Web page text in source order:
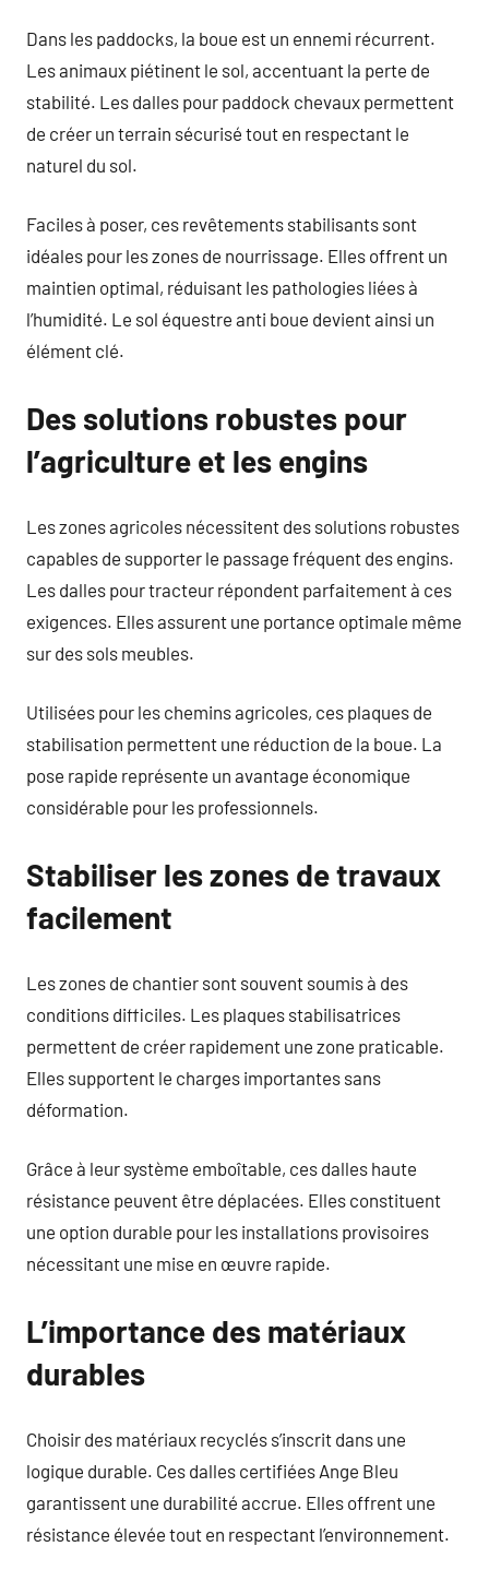
Dans les paddocks, la boue est un ennemi récurrent.
Les animaux piétinent le sol, accentuant la perte de
stabilité. Les dalles pour paddock chevaux permettent
de créer un terrain sécurisé tout en respectant le
naturel du sol.
Faciles à poser, ces revêtements stabilisants sont
idéales pour les zones de nourrissage. Elles offrent un
maintien optimal, réduisant les pathologies liées à
l’humidité. Le sol équestre anti boue devient ainsi un
élément clé.
Des solutions robustes pour
l’agriculture et les engins
Les zones agricoles nécessitent des solutions robustes
capables de supporter le passage fréquent des engins.
Les dalles pour tracteur répondent parfaitement à ces
exigences. Elles assurent une portance optimale même
sur des sols meubles.
Utilisées pour les chemins agricoles, ces plaques de
stabilisation permettent une réduction de la boue. La
pose rapide représente un avantage économique
considérable pour les professionnels.
Stabiliser les zones de travaux
facilement
Les zones de chantier sont souvent soumis à des
conditions difficiles. Les plaques stabilisatrices
permettent de créer rapidement une zone praticable.
Elles supportent le charges importantes sans
déformation.
Grâce à leur système emboîtable, ces dalles haute
résistance peuvent être déplacées. Elles constituent
une option durable pour les installations provisoires
nécessitant une mise en œuvre rapide.
L’importance des matériaux
durables
Choisir des matériaux recyclés s’inscrit dans une
logique durable. Ces dalles certifiées Ange Bleu
garantissent une durabilité accrue. Elles offrent une
résistance élevée tout en respectant l’environnement.